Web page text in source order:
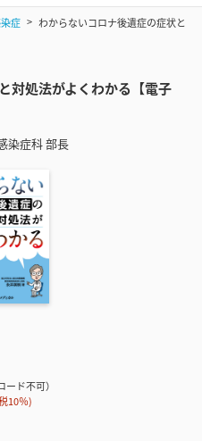
症
わからないコロナ後遺症の症状と
対処法がよくわかる【電子
染症科 部長
ド不可）
10％)